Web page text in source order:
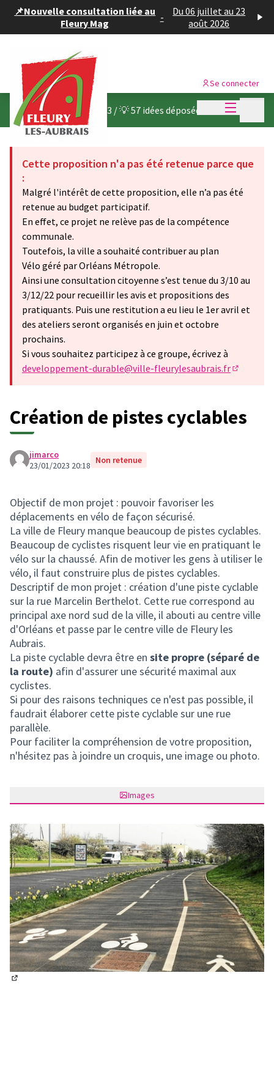
📌Nouvelle consultation liée au
Fleury Mag
-
Du 06 juillet au 23
août 2026
Menu
Se connecter
Budget participatif 2023 /💡 57 idées déposées
Cette proposition n'a pas été retenue parce que
:
Malgré l'intérêt de cette proposition, elle n’a pas été
retenue au budget participatif.
En effet, ce projet ne relève pas de la compétence
communale.
Toutefois, la ville a souhaité contribuer au plan
Vélo géré par Orléans Métropole.
Ainsi une consultation citoyenne s’est tenue du 3/10 au
3/12/22 pour recueillir les avis et propositions des
pratiquants. Puis une restitution a eu lieu le 1er avril et
des ateliers seront organisés en juin et octobre
prochains.
Si vous souhaitez participez à ce groupe, écrivez à
developpement-durable@ville-fleurylesaubrais.fr
Création de pistes cyclables
jimarco
23/01/2023 20:18 Non retenue
Objectif de mon projet : pouvoir favoriser les
déplacements en vélo de façon sécurisé.
La ville de Fleury manque beaucoup de pistes cyclables.
Beaucoup de cyclistes risquent leur vie en pratiquant le
vélo sur la chaussé. Afin de motiver les gens à utiliser le
vélo, il faut construire plus de pistes cyclables.
Descriptif de mon projet : création d'une piste cyclable
sur la rue Marcelin Berthelot. Cette rue correspond au
principal axe nord sud de la ville, il abouti au centre ville
d'Orléans et passe par le centre ville de Fleury les
Aubrais.
La piste cyclable devra être en site propre (séparé de
la route) afin d'assurer une sécurité maximal aux
cyclistes.
Si pour des raisons techniques ce n'est pas possible, il
faudrait élaborer cette piste cyclable sur une rue
parallèle.
Pour faciliter la compréhension de votre proposition,
n'hésitez pas à joindre un croquis, une image ou photo.
Images
Panneau de gestion des cookies